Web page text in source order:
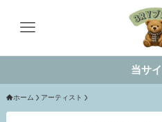
当サイトは、
ホーム アーティスト